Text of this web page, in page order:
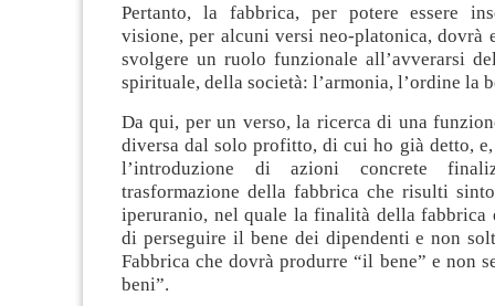
Pertanto, la fabbrica, per potere essere
visione, per alcuni versi neo-platonica, dovrà
svolgere un ruolo funzionale all’avverarsi
spirituale, della società: l’armonia, l’ordine la
Da qui, per un verso, la ricerca di una
diversa dal solo profitto, di cui ho già detto,
l’introduzione di azioni concrete
trasformazione della fabbrica che risulti
iperuranio, nel quale la finalità della fabbrica
di perseguire il bene dei dipendenti e non
Fabbrica che dovrà produrre “il bene” e non
beni”.